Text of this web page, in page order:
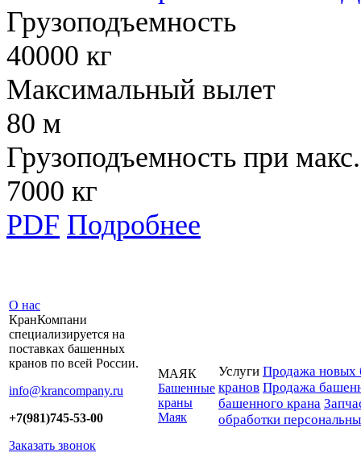
Грузоподъемность
40000 кг
Максимальный вылет
80 м
Грузоподъемность при
7000 кг
PDF Подробнее
О нас
КранКомпани
специализируется на
поставках башенных
кранов по всей России.
info@krancompany.ru
+7(981)745-53-00
Заказать звонок
МАЯК
Башенные
краны
Маяк
Услуги Продажа новых
кранов Продажа
башенного крана
обработки